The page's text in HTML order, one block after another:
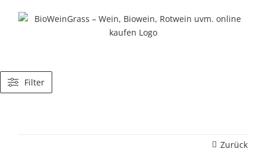
Inhalt
Filter
Zurück